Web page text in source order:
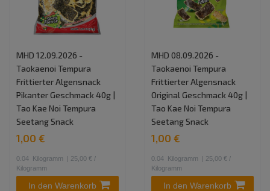
MHD 12.09.2026 -
Taokaenoi Tempura
Frittierter Algensnack
Pikanter Geschmack 40g |
Tao Kae Noi Tempura
Seetang Snack
1,00 €
0.04 Kilogramm
| 25,00 € /
Kilogramm
In den Warenkorb
MHD 08.09.2026 -
Taokaenoi Tempura
Frittierter Algensnack
Original Geschmack 40g |
Tao Kae Noi Tempura
Seetang Snack
1,00 €
0.04 Kilogramm
| 25,00 € /
Kilogramm
In den Warenkorb